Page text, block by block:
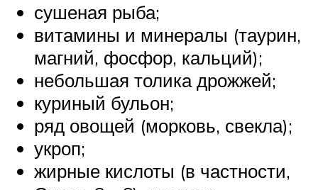
сушеная рыба;
витамины и минералы (таурин,
магний, фосфор, кальций);
небольшая толика дрожжей;
куриный бульон;
ряд овощей (морковь, свекла);
укроп;
жирные кислоты (в частности,